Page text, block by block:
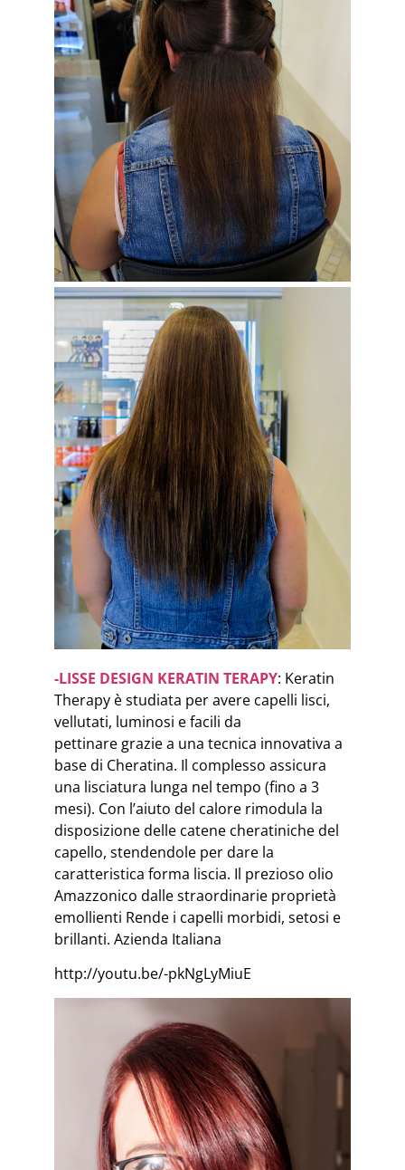
-LISSE DESIGN KERATIN TERAPY: Keratin
Therapy è studiata per avere capelli lisci,
vellutati, luminosi e facili da
pettinare grazie a una tecnica innovativa a
base di Cheratina. Il complesso assicura
una lisciatura lunga nel tempo (fino a 3
mesi). Con l’aiuto del calore rimodula la
disposizione delle catene cheratiniche del
capello, stendendole per dare la
caratteristica forma liscia. Il prezioso olio
Amazzonico dalle straordinarie proprietà
emollienti Rende i capelli morbidi, setosi e
brillanti. Azienda Italiana
http://youtu.be/-pkNgLyMiuE